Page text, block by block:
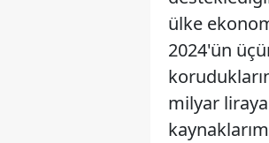
ülke
2024'ün
milyar liraya